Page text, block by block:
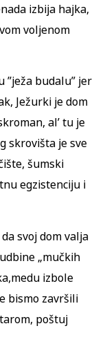
izbija hajka,
voljenom
”ježa budalu” jer
Ježurki je dom
al’ tu je
skrovišta je sve
šumski
egzistenciju i
svoj dom valja
„mučkih
izbole
bismo završili
poštuj